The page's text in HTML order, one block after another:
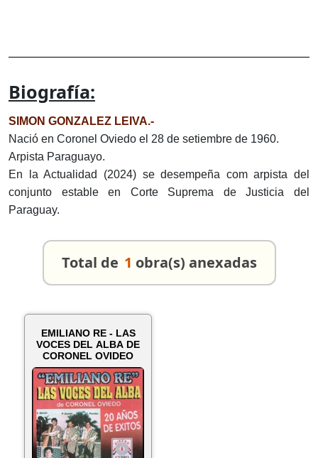
Biografía:
SIMON GONZALEZ LEIVA.-
Nació en Coronel Oviedo el 28 de setiembre de 1960.
Arpista Paraguayo.
En la Actualidad (2024) se desempeña com arpista del
conjunto estable en Corte Suprema de Justicia del
Paraguay.
Total de 1 obra(s) anexadas
EMILIANO RE - LAS
VOCES DEL ALBA DE
CORONEL OVIDEO